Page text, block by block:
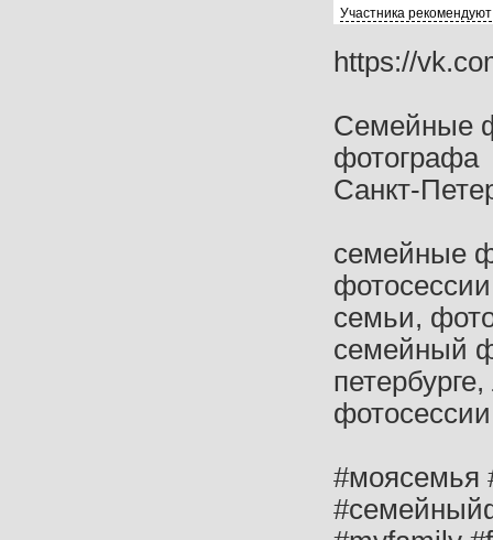
Участника рекомендуют
https://
Семейные
фотографа
Санкт-
семейные
семьи,
семейный
#моясемья